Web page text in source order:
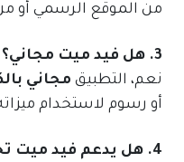
من الموقع الرسمي أو
3. هل فيد ميت مجاني؟
نعم، التطبيق مجاني
أو رسوم لاستخدام
4. هل يدعم فيد ميت